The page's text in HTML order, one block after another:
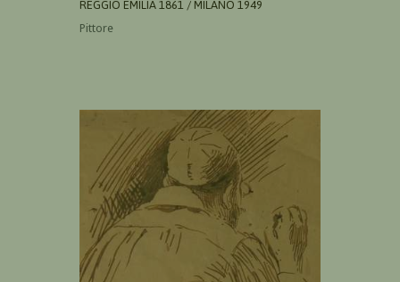
REGGIO EMILIA 1861 / MILANO 1949
Pittore